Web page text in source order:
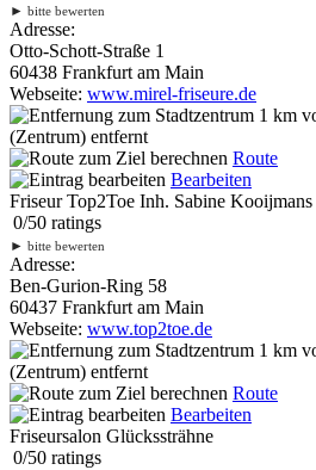
► bitte bewerten
Adresse:
Otto-Schott-Straße 1
60438 Frankfurt am Main
Webseite: www.mirel-friseure.de
1 km
(Zentrum) entfernt
Route
Bearbeiten
Friseur Top2Toe Inh. Sabine Kooijmans
0/50 ratings
► bitte bewerten
Adresse:
Ben-Gurion-Ring 58
60437 Frankfurt am Main
Webseite: www.top2toe.de
1 km
(Zentrum) entfernt
Route
Bearbeiten
Friseursalon Glückssträhne
0/50 ratings